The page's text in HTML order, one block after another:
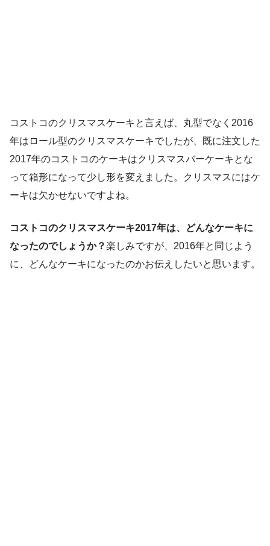
コストコのクリスマスケーキと言えば、丸型でなく2016
年はロール型のクリスマスケーキでしたが、既に注文した
2017年のコストコのケーキはクリスマスバーケーキとな
って箱形になって少し形を変えました。クリスマスにはケ
ーキは欠かせないですよね。
コストコのクリスマスケーキ2017年は、どんなケーキに
なったのでしょうか？楽しみですが、2016年と同じよう
に、どんなケーキになったのかお伝えしたいと思います。